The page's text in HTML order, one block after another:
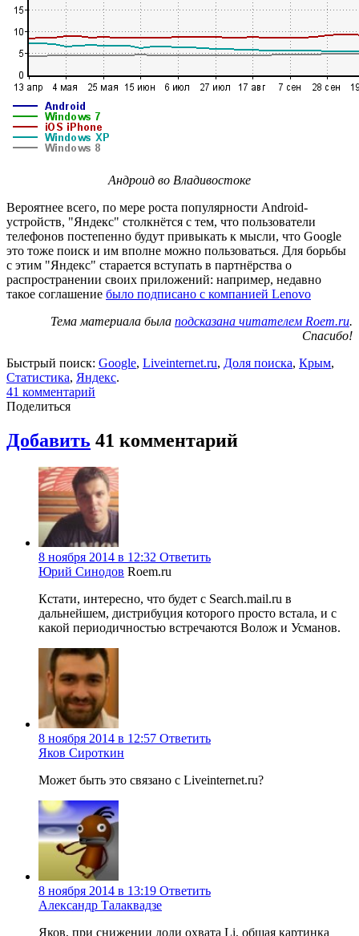
Андроид во Владивостоке
Вероятнее всего, по мере роста популярности Android-
устройств, "Яндекс" столкнётся с тем, что пользователи
телефонов постепенно будут привыкать к мысли, что Google
это тоже поиск и им вполне можно пользоваться. Для борьбы
с этим "Яндекс" старается вступать в партнёрства о
распространении своих приложений: например, недавно
такое соглашение было подписано с компанией Lenovo
Тема материала была подсказана читателем Roem.ru.
Спасибо!
Быстрый поиск: Google, Liveinternet.ru, Доля поиска, Крым,
Статистика, Яндекс.
41 комментарий
Поделиться
Добавить 41 комментарий
8 ноября 2014 в 12:32 Ответить
Юрий Синодов Roem.ru
Кстати, интересно, что будет с Search.mail.ru в
дальнейшем, дистрибуция которого просто встала, и с
какой периодичностью встречаются Волож и Усманов.
8 ноября 2014 в 12:57 Ответить
Яков Сироткин
Может быть это связано с Liveinternet.ru?
8 ноября 2014 в 13:19 Ответить
Александр Талаквадзе
Яков, при снижении доли охвата Li, общая картинка